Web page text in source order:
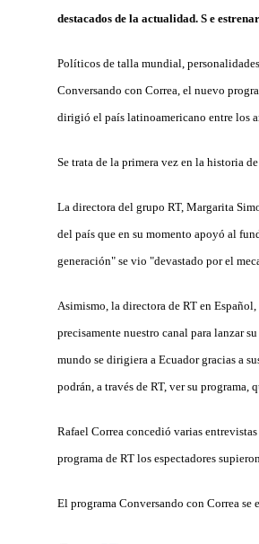
destacados de la actualidad. S e
Políticos de talla mundial,
Conversando con Correa, el nuevo
dirigió el país latinoamericano entre los
Se trata de la primera vez en la historia
La directora del grupo RT, Margarita
del país que en su momento apoyó al
generación" se vio "devastado por el
Asimismo, la directora de RT en
precisamente nuestro canal para lanzar
mundo se dirigiera a Ecuador gracias a
podrán, a través de RT, ver su
Rafael Correa concedió varias
programa de RT los espectadores
El programa Conversando con Correa se